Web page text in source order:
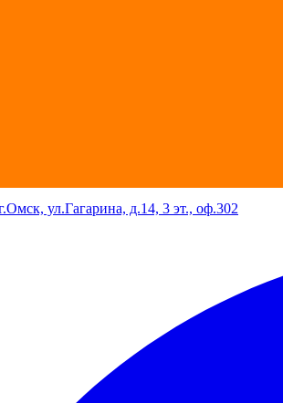
ул.Гагарина, д.14, 3 эт., оф.302